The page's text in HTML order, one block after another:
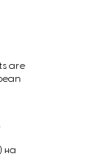
are
на